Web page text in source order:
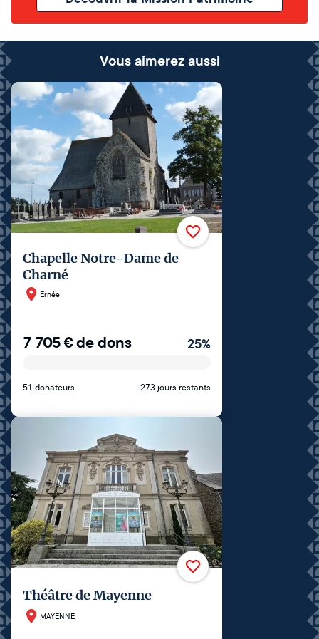
Vous aimerez aussi
Chapelle Notre-Dame de
Charné
Ernée
7 705€de dons 25%
51 donateurs 273 jours restants
Théâtre de Mayenne
MAYENNE